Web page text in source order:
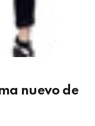
nuevo de